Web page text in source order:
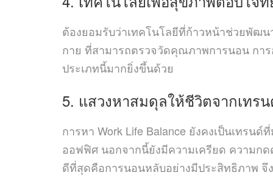
ต้องยอมรับว่าเทคโนโลยีที่ก้าวหน้าช่วยพัฒ
กาย ที่สามารถตรวจวัดคุณภาพการนอน กา
ประเภทนี้มากยิ่งขึ้นด้วย
5. แสวงหาสมดุลให้ชีวิตจากเทร
การหา Work Life Balance ยังคงเป็นเทรน
ออฟฟิศ นอกจากนี้ยังมีความเครียด ความก
ดีที่สุดคือการนอนหลับอย่างมีประสิทธิภาพ จึ